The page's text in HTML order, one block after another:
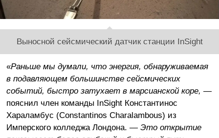
Выносной сейсмический датчик станции InSight
«Раньше мы думали, что энергия, обнаруживаемая
в подавляющем большинстве сейсмических
событий, быстро затухает в марсианской коре, —
пояснил член команды InSight Константинос
Хараламбус (Constantinos Charalambous) из
Имперского колледжа Лондона. — Это открытие